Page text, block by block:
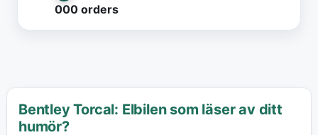
000 orders
Bentley Torcal: Elbilen som läser av ditt
humör?